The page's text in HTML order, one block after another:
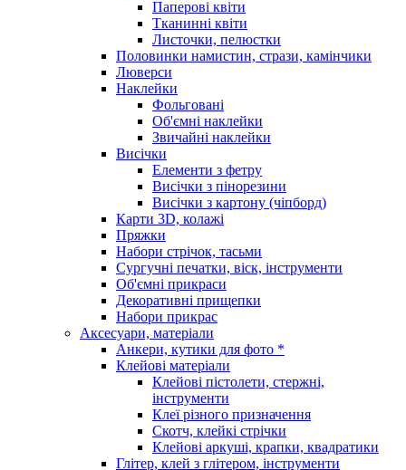
Паперові квіти
Тканинні квіти
Листочки, пелюстки
Половинки намистин, стрази, камінчики
Люверси
Наклейки
Фольговані
Об'ємні наклейки
Звичайні наклейки
Висічки
Елементи з фетру
Висічки з пінорезини
Висічки з картону (чіпборд)
Карти 3D, колажі
Пряжки
Набори стрічок, тасьми
Сургучні печатки, віск, інструменти
Об'ємні прикраси
Декоративні прищепки
Набори прикрас
Аксесуари, матеріали
Анкери, кутики для фото *
Клейові матеріали
Клейові пістолети, стержні,
інструменти
Клеї різного призначення
Скотч, клейкі стрічки
Клейові аркуші, крапки, квадратики
Глітер, клей з глітером, інструменти